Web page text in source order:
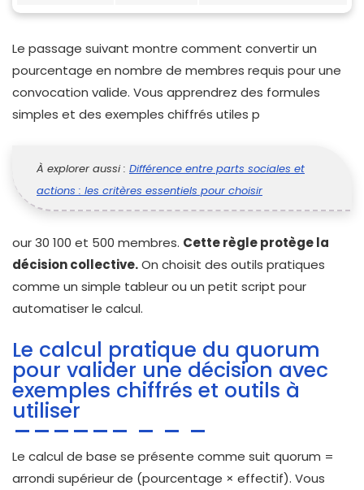
Le passage suivant montre comment convertir un
pourcentage en nombre de membres requis pour une
convocation valide. Vous apprendrez des formules
simples et des exemples chiffrés utiles p
À explorer aussi : Différence entre parts sociales et
actions : les critères essentiels pour choisir
our 30 100 et 500 membres. Cette règle protège la
décision collective.On choisit des outils pratiques
comme un simple tableur ou un petit script pour
automatiser le calcul.
Le calcul pratique du quorum
pour valider une décision avec
exemples chiffrés et outils à
utiliser
Le calcul de base se présente comme suit quorum =
arrondi supérieur de (pourcentage × effectif). Vous